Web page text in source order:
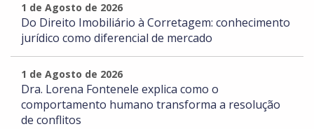
1 de Agosto de 2026
Do Direito Imobiliário à Corretagem: conhecimento
jurídico como diferencial de mercado
1 de Agosto de 2026
Dra. Lorena Fontenele explica como o
comportamento humano transforma a resolução
de conflitos